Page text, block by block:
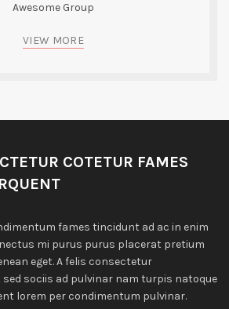
Awesome Group
VIEW MORE
COTETUR FAMES
fames tincidunt ad ac in enim
mi purus purus placerat pretium
eget. A felis consectetur
sociis ad pulvinar nam turpis natoque
lorem per condimentum pulvinar.